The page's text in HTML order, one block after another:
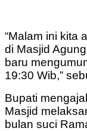
“Malam ini kita
di Masjid
baru
19:30 Wib,”
Bupati
Masjid
bulan suci